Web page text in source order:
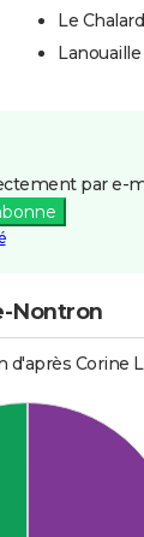
Le
par e-
Nontron
Corine